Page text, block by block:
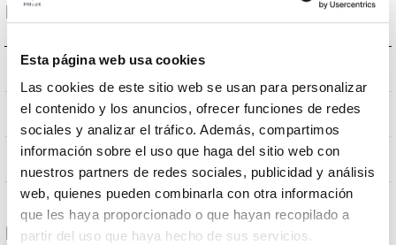
Esta página web usa cookies
Las cookies de este sitio web se usan para personalizar
el contenido y los anuncios, ofrecer funciones de redes
sociales y analizar el tráfico. Además, compartimos
información sobre el uso que haga del sitio web con
nuestros partners de redes sociales, publicidad y análisis
web, quienes pueden combinarla con otra información
que les haya proporcionado o que hayan recopilado a
partir del uso que haya hecho de sus servicios.
Dimensiones y Montaje
Peso
Dimensiones 604x28x28mm
Empalmable NO
Datos ópticos